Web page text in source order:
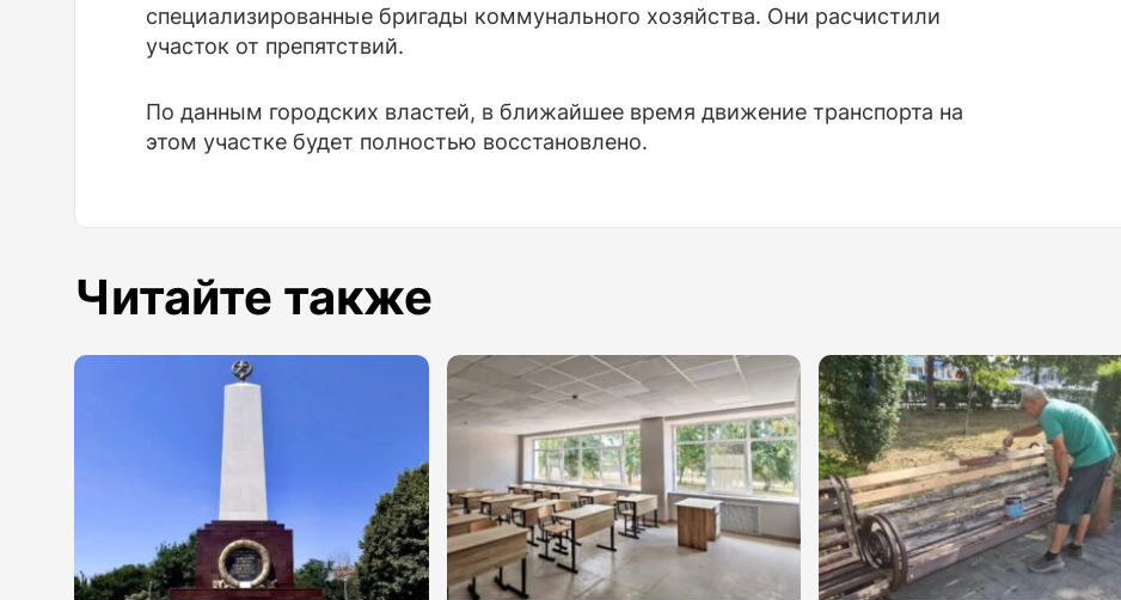
специализированные бригады коммунального хозяйства. Они расчистили
участок от препятствий.
По данным городских властей, в ближайшее время движение транспорта на
этом участке будет полностью восстановлено.
Читайте также